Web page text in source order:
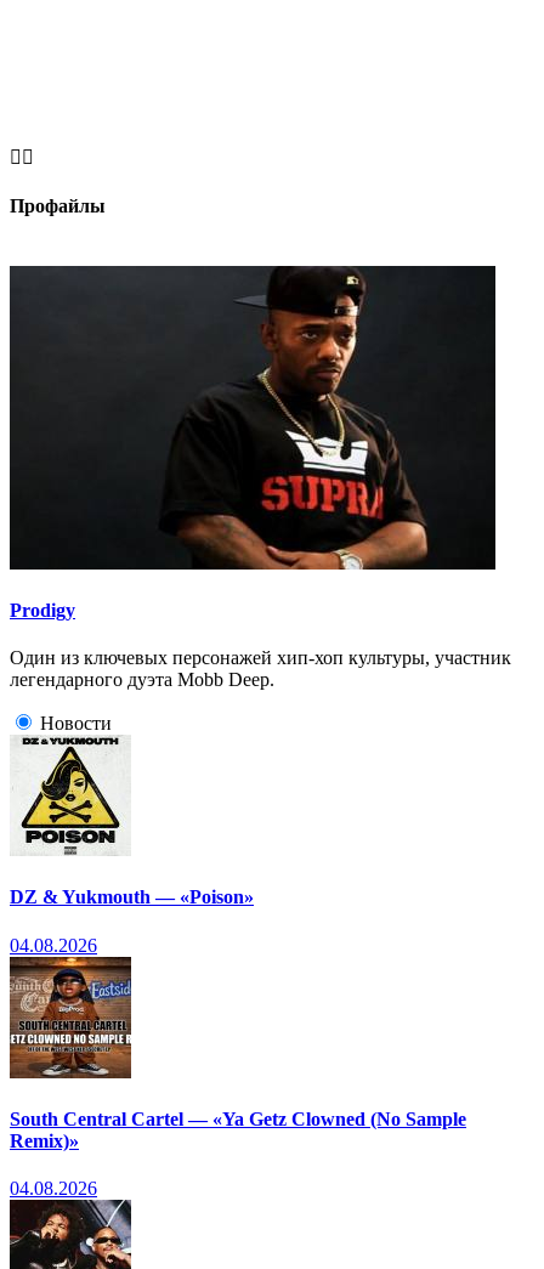
 
Профайлы
Prodigy
Один из ключевых персонажей хип-хоп культуры, участник
легендарного дуэта Mobb Deep.
Новости
DZ & Yukmouth — «Poison»
04.08.2026
South Central Cartel — «Ya Getz Clowned (No Sample
Remix)»
04.08.2026